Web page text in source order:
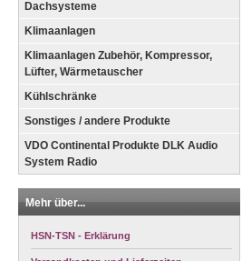
Dachsysteme
Klimaanlagen
Klimaanlagen Zubehör, Kompressor,
Lüfter, Wärmetauscher
Kühlschränke
Sonstiges / andere Produkte
VDO Continental Produkte DLK Audio
System Radio
Mehr über...
HSN-TSN - Erklärung